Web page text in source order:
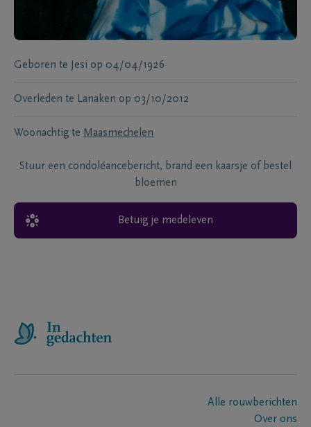
Geboren te Jesi op 04/04/1926
Overleden te Lanaken op 03/10/2012
Woonachtig te Maasmechelen
Stuur een condoléancebericht, brand een kaarsje of bestel
bloemen
Betuig je medeleven
Alle rouwberichten
Over ons